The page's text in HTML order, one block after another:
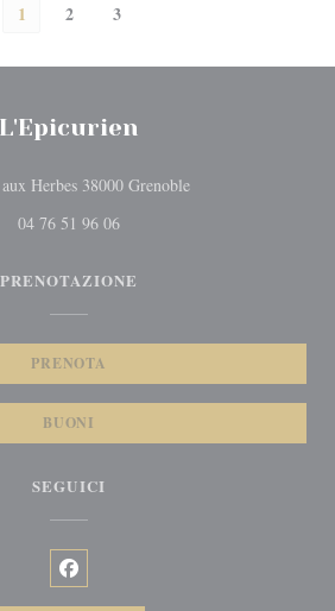
1 2 3
L'Epicurien
Herbes 38000 Grenoble((apre una nuova
04 76 51 96 06
PRENOTAZIONE
PRENOTA
BUONI
SEGUICI
Facebook ((apre una nuova